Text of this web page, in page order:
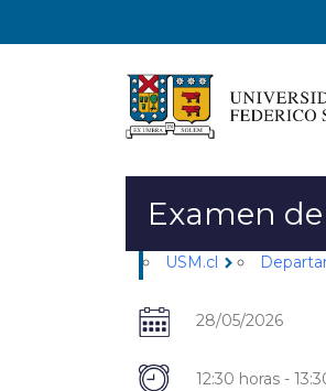
Examen
USM.cl chevron_right
28/05/2026
12:30 horas -